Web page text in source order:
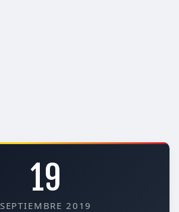
19
SEPTIEMBRE 2019